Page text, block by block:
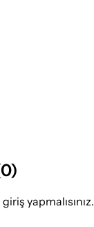
0)
yapmalısınız.